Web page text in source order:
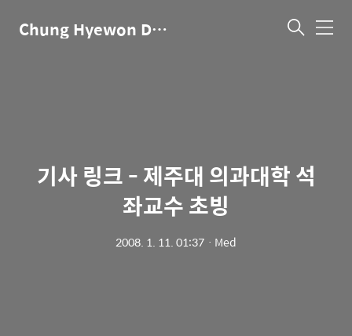
Chung Hyewon Dot Com 메
기사 링크 - 제주대 의과대학 석
좌교수 초빙
2008. 1. 11. 01:37 ㆍ Med